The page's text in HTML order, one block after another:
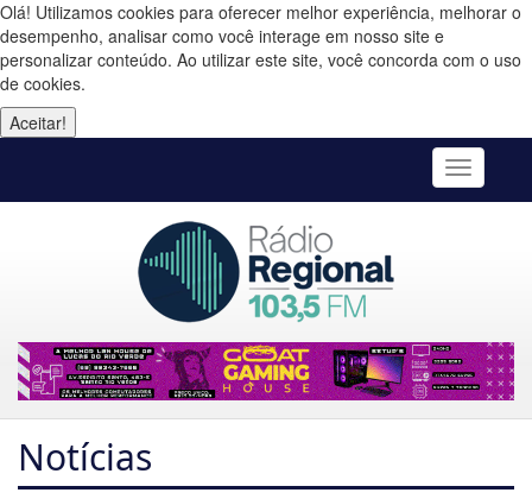
Olá! Utilizamos cookies para oferecer melhor experiência, melhorar o
desempenho, analisar como você interage em nosso site e
personalizar conteúdo. Ao utilizar este site, você concorda com o uso
de cookies.
Aceitar!
Toggle
Notícias